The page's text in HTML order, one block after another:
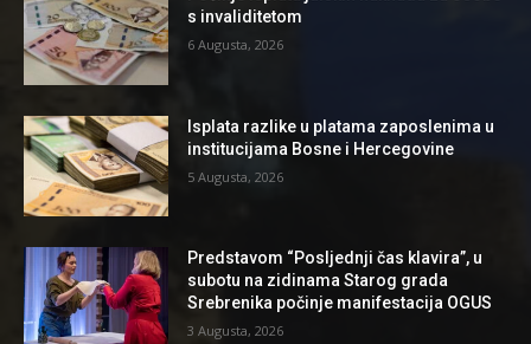
s invaliditetom
6 Augusta, 2026
Isplata razlike u platama zaposlenima u
institucijama Bosne i Hercegovine
5 Augusta, 2026
Predstavom “Posljednji čas klavira”, u
subotu na zidinama Starog grada
Srebrenika počinje manifestacija OGUS
3 Augusta, 2026